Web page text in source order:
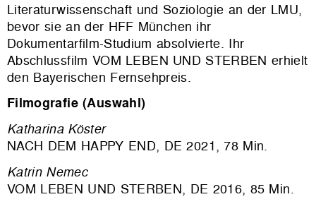
Literaturwissenschaft und Soziologie an der LMU,
bevor sie an der HFF München ihr
Dokumentarfilm-Studium absolvierte. Ihr
Abschlussfilm VOM LEBEN UND STERBEN erhielt
den Bayerischen Fernsehpreis.
Filmografie (Auswahl)
Katharina Köster
NACH DEM HAPPY END, DE 2021, 78 Min.
Katrin Nemec
VOM LEBEN UND STERBEN, DE 2016, 85 Min.